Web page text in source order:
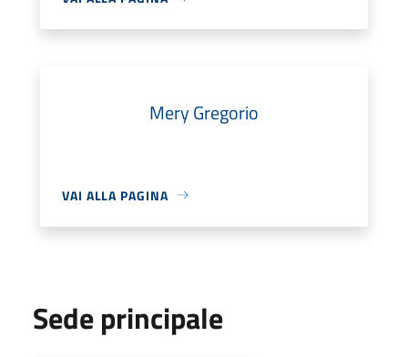
Mery Gregorio
VAI ALLA PAGINA
Sede principale